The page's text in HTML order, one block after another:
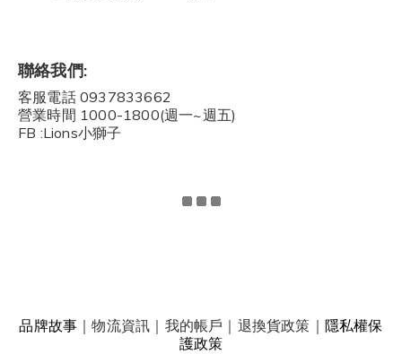
聯絡我們:
客服電話 0937833662
營業時間 1000-1800(週一~週五)
FB :Lions小獅子
品牌故事 ｜物流資訊 ｜ 我的帳戶 ｜ 退換貨政策 ｜ 隱私權保
護政策